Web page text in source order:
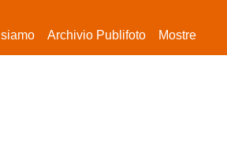
Archivio Publifoto Mostre